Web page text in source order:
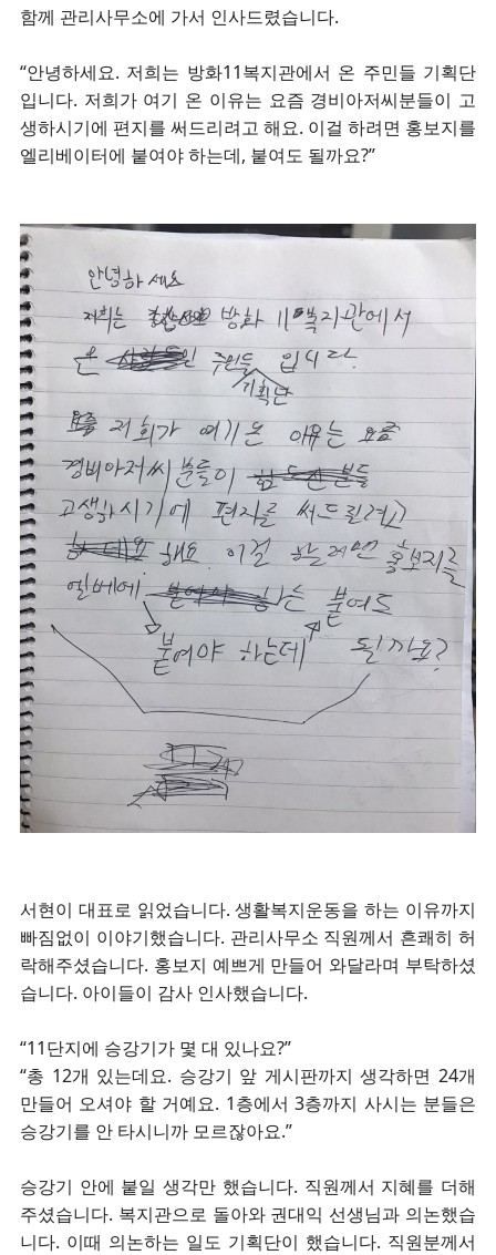
함께 관리사무소에 가서 인사드렸습니다.
“안녕하세요. 저희는 방화11복지관에서 온 주민들 기획단
입니다. 저희가 여기 온 이유는 요즘 경비아저씨분들이 고
생하시기에 편지를 써드리려고 해요. 이걸 하려면 홍보지를
엘리베이터에 붙여야 하는데, 붙여도 될까요?”
서현이 대표로 읽었습니다. 생활복지운동을 하는 이유까지
빠짐없이 이야기했습니다. 관리사무소 직원께서 흔쾌히 허
락해주셨습니다. 홍보지 예쁘게 만들어 와달라며 부탁하셨
습니다. 아이들이 감사 인사했습니다.
“11단지에 승강기가 몇 대 있나요?”
“총 12개 있는데요. 승강기 앞 게시판까지 생각하면 24개
만들어 오셔야 할 거예요. 1층에서 3층까지 사시는 분들은
승강기를 안 타시니까 모르잖아요.”
승강기 안에 붙일 생각만 했습니다. 직원께서 지혜를 더해
주셨습니다. 복지관으로 돌아와 권대익 선생님과 의논했습
니다. 이때 의논하는 일도 기획단이 했습니다. 직원분께서